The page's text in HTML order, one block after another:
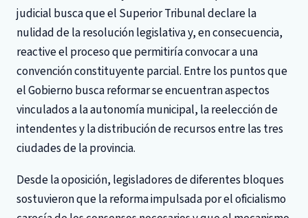
judicial busca que el Superior Tribunal declare la
nulidad de la resolución legislativa y, en consecuencia,
reactive el proceso que permitiría convocar a una
convención constituyente parcial. Entre los puntos que
el Gobierno busca reformar se encuentran aspectos
vinculados a la autonomía municipal, la reelección de
intendentes y la distribución de recursos entre las tres
ciudades de la provincia.
Desde la oposición, legisladores de diferentes bloques
sostuvieron que la reforma impulsada por el oficialismo